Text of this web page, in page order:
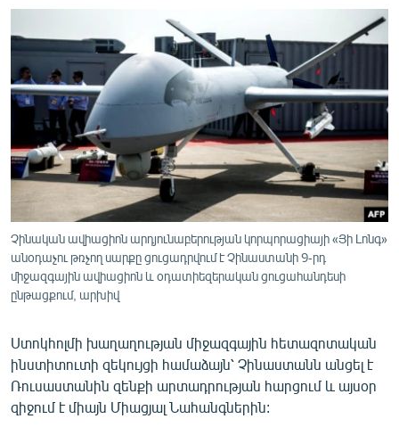
ՊԱՏԵՐԱԶՄԻ 6 ՇԱԲԱԹՆԵՐԸ
ՏԱՐԱԾԱՇՐՋԱՆ
ՄԻՋԱԶԳԱՅԻՆ
ՄՇԱԿՈՒՅԹ
ՍՊՈՐՏ
ՄԵԿՆԱԲԱՆՈՒԹՅՈՒՆ
ՏՏ ԵՒ ԻՆՏԵՐՆԵՏ
ԿՈՐՈՆԱՎԻՐՈՒՍ
ԱՐԽԻՎ
ԲԱՆԱՎԵՃ
ՁԳՏԵԼՈՎ ԼԱՎԱԳՈՒՅՆԻՆ
ՓՈԴՔԱՍԹ
Չինական ավիացիոն արդյունաբերության կորպորացիայի «Յի Լոնգ»
անօդաչու թռչող սարքը ցուցադրվում է Չինաստանի 9-րդ
միջազգային ավիացիոն և օդատիեզերական ցուցահանդեսի
ընթացքում, արխիվ
Ստոկհոլմի խաղաղության միջազգային հետազոտական
ինստիտուտի զեկույցի համաձայն՝ Չինաստանն անցել է
Ռուսաստանին զենքի արտադրության հարցում և այսօր
զիջում է միայն Միացյալ Նահանգներին: